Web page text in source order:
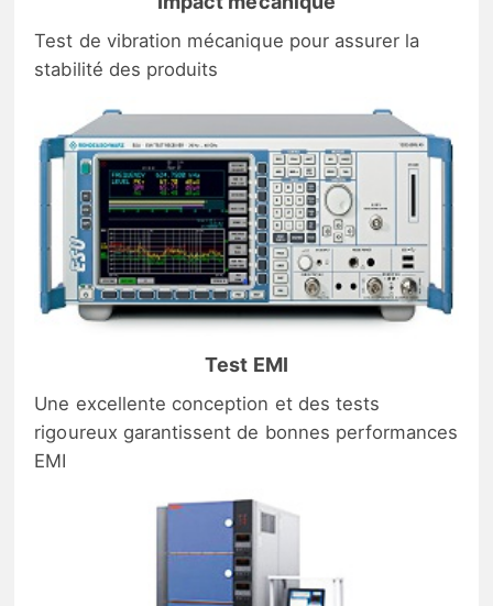
Test de vibration mécanique pour assurer la
stabilité des produits
Test EMI
Une excellente conception et des tests
rigoureux garantissent de bonnes performances
EMI